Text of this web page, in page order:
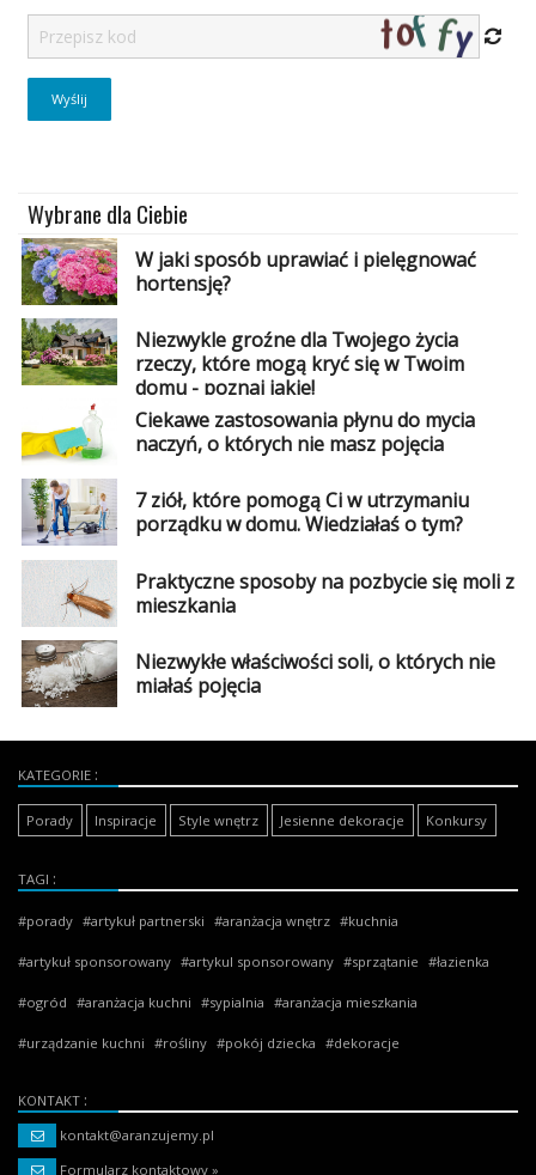
Wybrane dla Ciebie
W jaki sposób uprawiać i pielęgnować
hortensję?
Niezwykle groźne dla Twojego życia
rzeczy, które mogą kryć się w Twoim
domu - poznaj jakie!
Ciekawe zastosowania płynu do mycia
naczyń, o których nie masz pojęcia
7 ziół, które pomogą Ci w utrzymaniu
porządku w domu. Wiedziałaś o tym?
Praktyczne sposoby na pozbycie się moli z
mieszkania
Niezwykłe właściwości soli, o których nie
miałaś pojęcia
KATEGORIE
Porady Inspiracje Style wnętrz Jesienne dekoracje Konkursy
TAGI
porady artykuł partnerski aranżacja wnętrz kuchnia
artykuł sponsorowany artykul sponsorowany sprzątanie łazienka
ogród aranżacja kuchni sypialnia aranżacja mieszkania
urządzanie kuchni rośliny pokój dziecka dekoracje
KONTAKT
kontakt@aranzujemy.pl
Formularz kontaktowy »